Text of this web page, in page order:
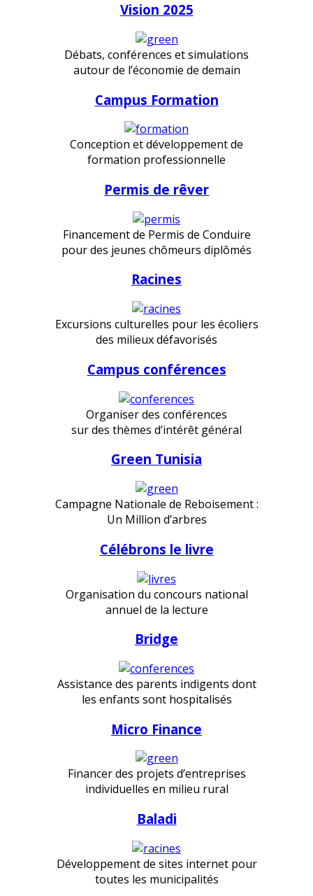
Vision 2025
Débats, conférences et simulations
autour de l’économie de demain
Campus Formation
Conception et développement de
formation professionnelle
Permis de rêver
Financement de Permis de Conduire
pour des jeunes chômeurs diplômés
Racines
Excursions culturelles pour les écoliers
des milieux défavorisés
Campus conférences
Organiser des conférences
sur des thèmes d’intérêt général
Green Tunisia
Campagne Nationale de Reboisement :
Un Million d’arbres
Célébrons le livre
Organisation du concours national
annuel de la lecture
Bridge
Assistance des parents indigents dont
les enfants sont hospitalisés
Micro Finance
Financer des projets d’entreprises
individuelles en milieu rural
Baladi
Développement de sites internet pour
toutes les municipalités